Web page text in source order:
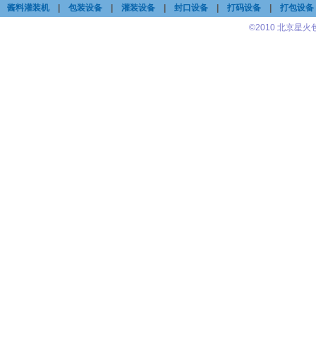
酱料灌装机 包装设备 灌装设备 封口设备 打码设备 打包设备
©2010 北京星